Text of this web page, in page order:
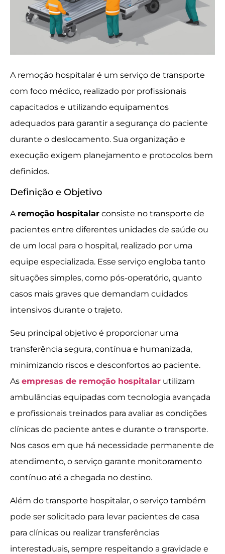
A remoção hospitalar é um serviço de transporte
com foco médico, realizado por profissionais
capacitados e utilizando equipamentos
adequados para garantir a segurança do paciente
durante o deslocamento. Sua organização e
execução exigem planejamento e protocolos bem
definidos.
Definição e Objetivo
A remoção hospitalar consiste no transporte de
pacientes entre diferentes unidades de saúde ou
de um local para o hospital, realizado por uma
equipe especializada. Esse serviço engloba tanto
situações simples, como pós-operatório, quanto
casos mais graves que demandam cuidados
intensivos durante o trajeto.
Seu principal objetivo é proporcionar uma
transferência segura, contínua e humanizada,
minimizando riscos e desconfortos ao paciente.
As empresas de remoção hospitalar utilizam
ambulâncias equipadas com tecnologia avançada
e profissionais treinados para avaliar as condições
clínicas do paciente antes e durante o transporte.
Nos casos em que há necessidade permanente de
atendimento, o serviço garante monitoramento
contínuo até a chegada no destino.
Além do transporte hospitalar, o serviço também
pode ser solicitado para levar pacientes de casa
para clínicas ou realizar transferências
interestaduais, sempre respeitando a gravidade e